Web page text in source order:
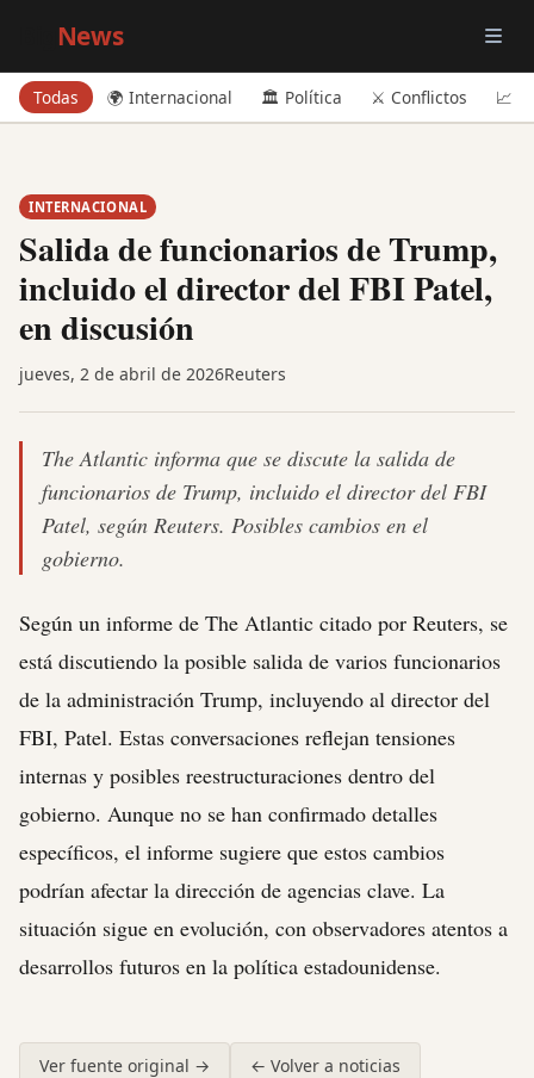
News
Todas 🌍 Internacional 🏛️ Política ⚔️ Conflictos 📈
INTERNACIONAL
Salida de funcionarios de Trump,
incluido el director del FBI Patel,
en discusión
jueves, 2 de abril de 2026Reuters
The Atlantic informa que se discute la salida de
funcionarios de Trump, incluido el director del FBI
Patel, según Reuters. Posibles cambios en el
gobierno.
Según un informe de The Atlantic citado por Reuters, se
está discutiendo la posible salida de varios funcionarios
de la administración Trump, incluyendo al director del
FBI, Patel. Estas conversaciones reflejan tensiones
internas y posibles reestructuraciones dentro del
gobierno. Aunque no se han confirmado detalles
específicos, el informe sugiere que estos cambios
podrían afectar la dirección de agencias clave. La
situación sigue en evolución, con observadores atentos a
desarrollos futuros en la política estadounidense.
Ver fuente original → ← Volver a noticias